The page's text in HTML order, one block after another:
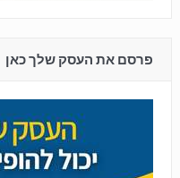
פרסם את העסק שלך כאן